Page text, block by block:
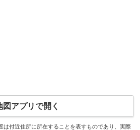
図アプリで開く
付近住所に所在することを表すものであり、実際